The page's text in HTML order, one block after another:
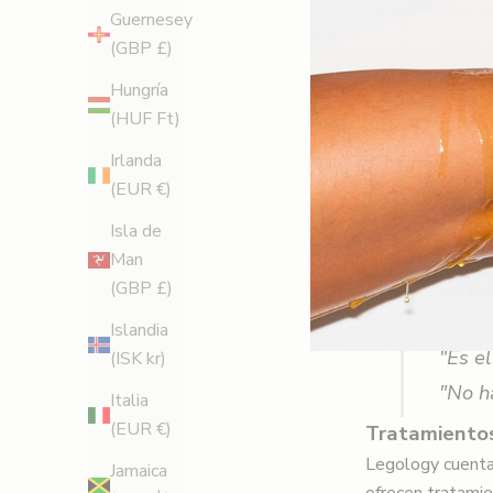
Guernesey
(GBP £)
Hungría
(HUF Ft)
Irlanda
(EUR €)
Isla de
Man
(GBP £)
Islandia
(ISK kr)
Italia
(EUR €)
Jamaica
no solo en las
Me
un
Lite
con
Fuentes
de Legology en
Felicity Jones,
"Es
"No
Legology